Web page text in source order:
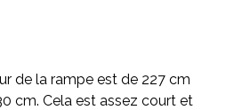
de la rampe est de 227 cm
cm. Cela est assez court et